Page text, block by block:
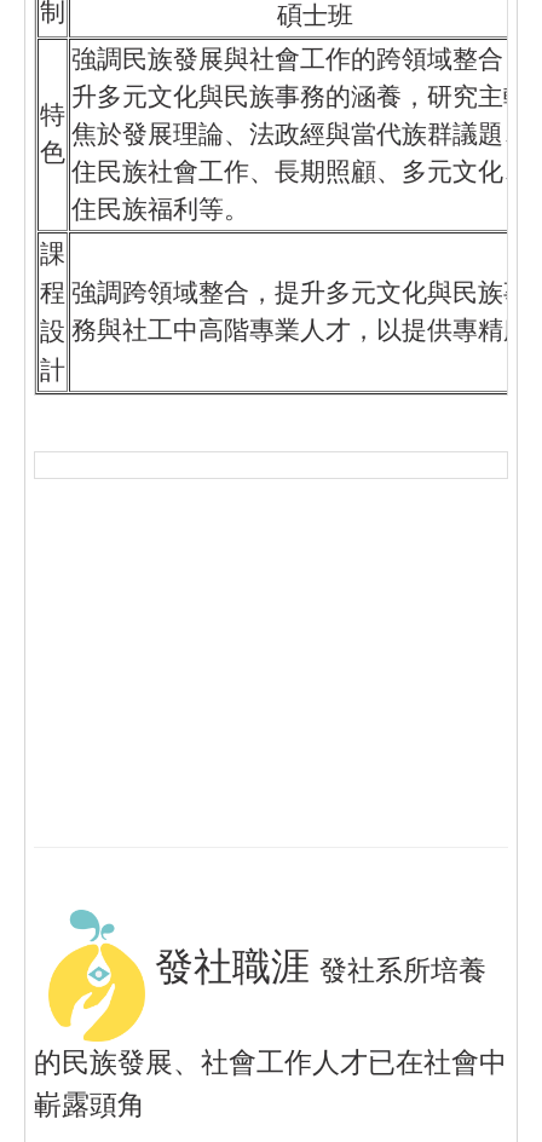
制
碩士班
特
色
強調民族發展與社會工作的跨領域整合，
升多元文化與民族事務的涵養，研究主軸
焦於發展理論、法政經與當代族群議題、
住民族社會工作、長期照顧、多元文化、
住民族福利等。
課
程
設
計
強調跨領域整合，提升多元文化與民族
務與社工中高階專業人才，以提供專精服
發社職涯 發社系所培養
的民族發展、社會工作人才已在社會中
嶄露頭角